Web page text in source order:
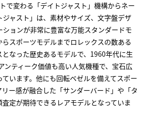
で変わる「デイトジャスト」機構からネー
ジャスト」は、素材やサイズ、文字盤デザ
ョンが非常に豊富な万能スタンダードモ
スポーツモデルまでロレックスの数ある
となった歴史あるモデルで、1960年代に生
ンティーク価値も高い人気機種で、宝石広
います。他にも回転ベゼルを備えてスポー
ー感が融合した「サンダーバード」や「タ
定が期待できるレアモデルとなっていま